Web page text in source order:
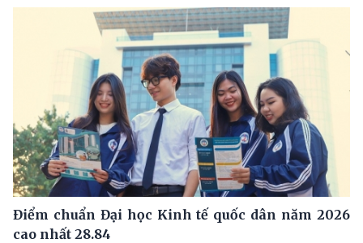
Điểm chuẩn Đại học Kinh tế quốc dân năm 2026
cao nhất 28.84